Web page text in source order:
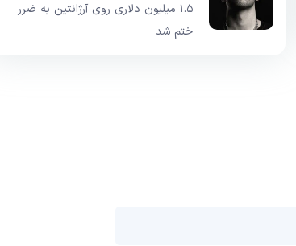
۱.۵ میلیون دلاری روی آرژانتین به ضرر
ختم شد